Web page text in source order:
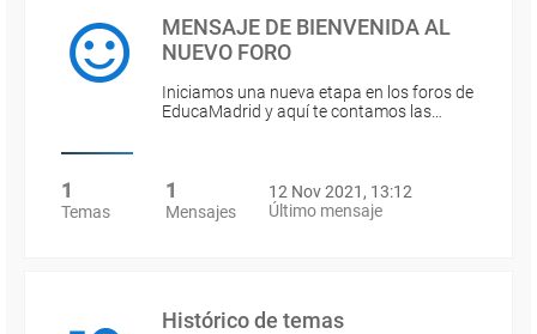
MENSAJE DE BIENVENIDA AL
NUEVO FORO
Iniciamos una nueva etapa en los foros de
EducaMadrid y aquí te contamos las…
1
Temas
1
Mensajes
12 Nov 2021, 13:12
Último mensaje
Histórico de temas